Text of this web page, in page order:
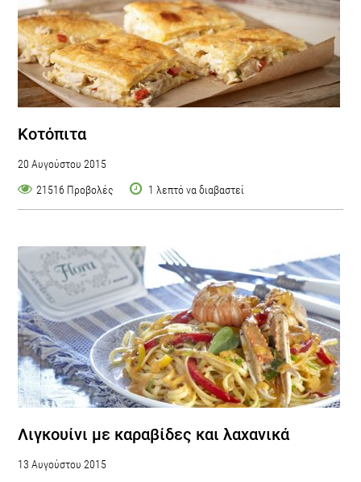
Κοτόπιτα
20 Αυγούστου 2015
21516 Προβολές
1 λεπτό να διαβαστεί
Λιγκουίνι με καραβίδες και λαχανικά
13 Αυγούστου 2015